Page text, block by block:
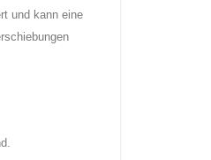
und kann eine